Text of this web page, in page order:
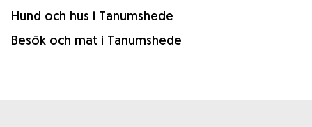
Hund och hus i Tanumshede
Besök och mat i Tanumshede